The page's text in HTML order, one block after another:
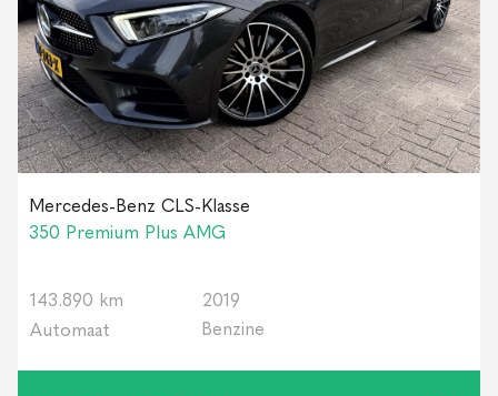
Mercedes-Benz CLS-Klasse
350 Premium Plus AMG
143.890 km
2019
Automaat
Benzine